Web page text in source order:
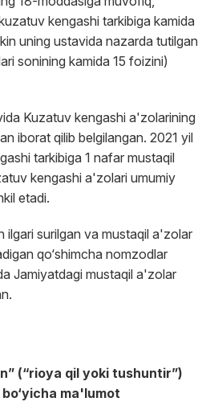
kengashi tarkibiga kamida
uning ustavida nazarda tutilgan
sonining kamida 15 foizini)
Kuzatuv kengashi a'zolarining
iborat qilib belgilangan. 2021 yil
tarkibiga 1 nafar mustaqil
kengashi a'zolari umumiy
etadi.
ilgari surilgan va mustaqil a'zolar
qo‘shimcha nomzodlar
Jamiyatdagi mustaqil a'zolar
(“rioya qil yoki tushuntir”)
ma'lumot